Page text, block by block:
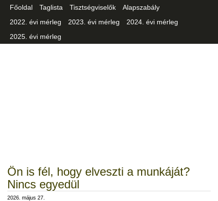
Főoldal Taglista Tisztségviselők
Alapszabály
2022. évi mérleg
2023. évi mérleg
2024. évi mérleg
2025. évi mérleg
Ön is fél, hogy elveszti a munkáját?
Nincs egyedül
2026. május 27.